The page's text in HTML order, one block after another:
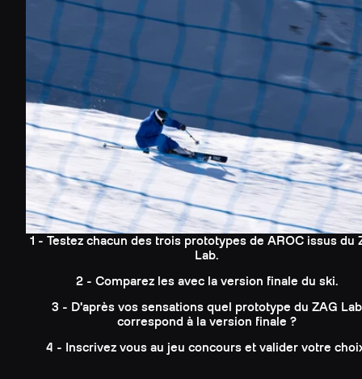
1 - Testez chacun des trois prototypes de AROC issus du
Lab.
2 - Comparez les avec la version finale du ski.
3 - D'après vos sensations quel prototype du ZAG Lab
correspond à la version finale ?
4 - Inscrivez vous au jeu concours et valider votre